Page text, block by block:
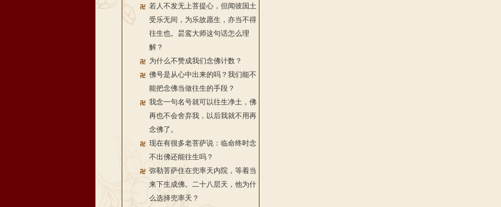
若人不发无上菩提心，但闻彼国土
受乐无间，为乐故愿生，亦当不得
往生也。昙鸾大师这句话怎么理
解？
为什么不赞成我们念佛计数？
佛号是从心中出来的吗？我们能不
能把念佛当做往生的手段？
我念一句名号就可以往生净土，佛
再也不会舍弃我，以后我就不用再
念佛了。
现在有很多老菩萨说：临命终时念
不出佛还能往生吗？
弥勒菩萨住在兜率天内院，等着当
来下生成佛。二十八层天，他为什
么选择兜率天？